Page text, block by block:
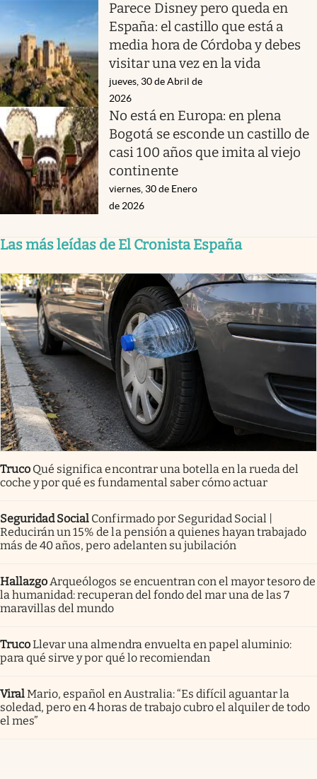
Parece Disney pero queda en
España: el castillo que está a
media hora de Córdoba y debes
visitar una vez en la vida
jueves, 30 de Abril de
2026
No está en Europa: en plena
Bogotá se esconde un castillo de
casi 100 años que imita al viejo
continente
viernes, 30 de Enero
de 2026
Las más leídas de El Cronista España
Truco Qué significa encontrar una botella en la rueda del
coche y por qué es fundamental saber cómo actuar
Seguridad Social Confirmado por Seguridad Social |
Reducirán un 15% de la pensión a quienes hayan trabajado
más de 40 años, pero adelanten su jubilación
Hallazgo Arqueólogos se encuentran con el mayor tesoro de
la humanidad: recuperan del fondo del mar una de las 7
maravillas del mundo
TrucoLlevar una almendra envuelta en papel aluminio:
para qué sirve y por qué lo recomiendan
ViralMario, español en Australia: “Es difícil aguantar la
soledad, pero en 4 horas de trabajo cubro el alquiler de todo
el mes”